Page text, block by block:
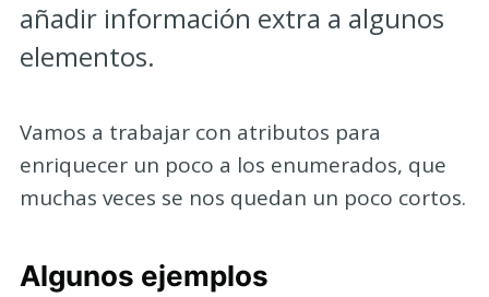
añadir información extra a algunos
elementos.
Vamos a trabajar con atributos para
enriquecer un poco a los enumerados, que
muchas veces se nos quedan un poco cortos.
Algunos ejemplos